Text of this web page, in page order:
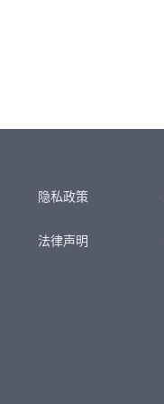
隐私政策
法律声明